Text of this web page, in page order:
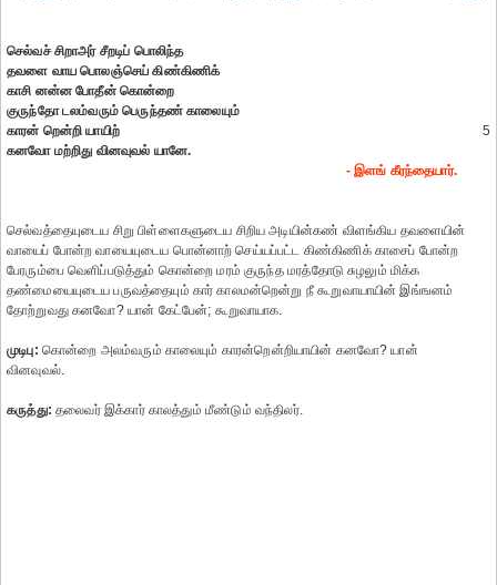
செல்வச் சிறாஅர் சீறடிப் பொலிந்த
தவளை வாய பொலஞ்செய் கிண்கிணிக்
காசி னன்ன போதீன் கொன்றை
குருந்தோ டலம்வரும் பெருந்தண் காலையும்
காரன் றென்றி யாயிற்
5
கனவோ மற்றிது வினவுவல் யானே.
- இளங் கீரந்தையார்.
செல்வத்தையுடைய சிறு பிள்ளைகளுடைய சிறிய அடியின்கண் விளங்கிய தவளையின்
வாயைப் போன்ற வாயையுடைய பொன்னாற் செய்யப்பட்ட கிண்கிணிக் காசைப் போன்ற
பேரரும்பை வெளிப்படுத்தும் கொன்றை மரம் குருந்த மரத்தோடு சுழலும் மிக்க
தண்மையையுடைய பருவத்தையும் கார் காலமன்றென்று நீ கூறுவாயாயின் இங்ஙனம்
தோற்றுவது கனவோ? யான் கேட்பேன்; கூறுவாயாக.
முடிபு: கொன்றை அலம்வரும் காலையும் காரன்றென்றியாயின் கனவோ? யான்
வினவுவல்.
கருத்து: தலைவர் இக்கார் காலத்தும் மீண்டும் வந்திலர்.